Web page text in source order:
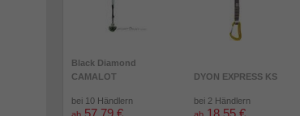
Black Diamond
CAMALOT
bei 10 Händlern
57,79 €
DYON EXPRESS KS
bei 2 Händlern
18,55 €